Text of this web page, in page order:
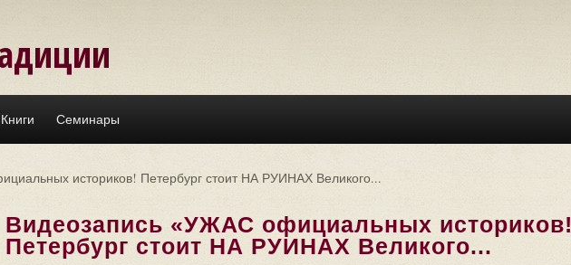
Книги Семинары
историков! Петербург стоит НА РУИНАХ Великого...
Видеозапись «УЖАС официальных историков!
Петербург стоит НА РУИНАХ Великого...